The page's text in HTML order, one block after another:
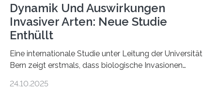
Dynamik Und Auswirkungen
Invasiver Arten: Neue Studie
Enthüllt
Eine internationale Studie unter Leitung der Universität
Bern zeigt erstmals, dass biologische Invasionen
Einige Auswirkungen, insbesondere der durch invasive
24.10.2025